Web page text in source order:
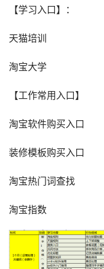
【学习入口】：
天猫培训
淘宝大学
【工作常用入口】
淘宝软件购买入口
装修模板购买入口
淘宝热门词查找
淘宝指数